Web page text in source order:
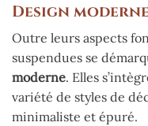
Design
Outre leurs aspects
suspendues se
moderne. Elles
variété de styles de
minimaliste et épuré.